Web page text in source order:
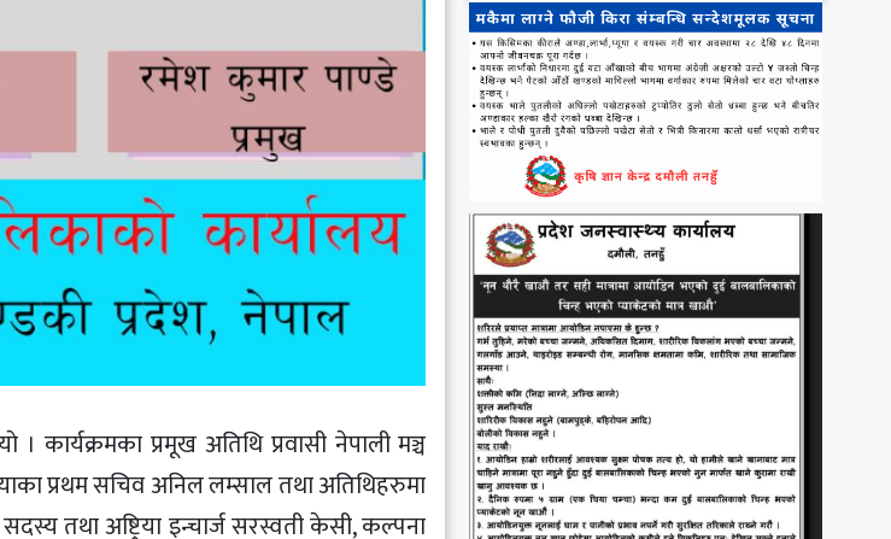
कार्यक्रमका प्रमूख अतिथि प्रवासी नेपाली मञ्च
प्रथम सचिव अनिल लम्साल तथा अतिथिहरुमा
सदस्य तथा अष्ट्रिया इन्चार्ज सरस्वती केसी, कल्पना